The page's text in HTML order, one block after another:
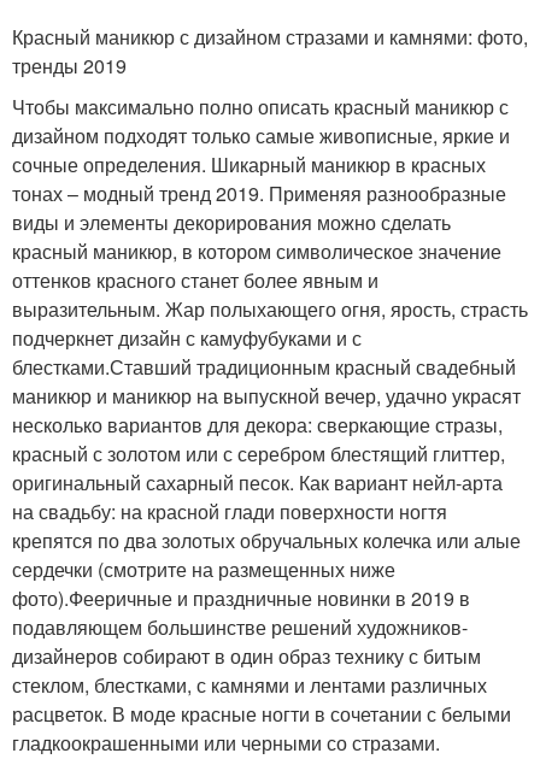
Красный маникюр с дизайном стразами и камнями: фото,
тренды 2019
Чтобы максимально полно описать красный маникюр с
дизайном подходят только самые живописные, яркие и
сочные определения. Шикарный маникюр в красных
тонах – модный тренд 2019. Применяя разнообразные
виды и элементы декорирования можно сделать
красный маникюр, в котором символическое значение
оттенков красного станет более явным и
выразительным. Жар полыхающего огня, ярость, страсть
подчеркнет дизайн с камуфубуками и с
блестками.Ставший традиционным красный свадебный
маникюр и маникюр на выпускной вечер, удачно украсят
несколько вариантов для декора: сверкающие стразы,
красный с золотом или с серебром блестящий глиттер,
оригинальный сахарный песок. Как вариант нейл-арта
на свадьбу: на красной глади поверхности ногтя
крепятся по два золотых обручальных колечка или алые
сердечки (смотрите на размещенных ниже
фото).Фееричные и праздничные новинки в 2019 в
подавляющем большинстве решений художников-
дизайнеров собирают в один образ технику с битым
стеклом, блестками, с камнями и лентами различных
расцветок. В моде красные ногти в сочетании с белыми
гладкоокрашенными или черными со стразами.